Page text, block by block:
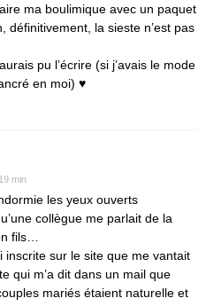
ma boulimique avec un paquet
définitivement, la sieste n’est pas
pu l’écrire (si j’avais le mode
en moi) ♥
min
les yeux ouverts
collègue me parlait de la
fils…
inscrite sur le site que me vantait
qui m’a dit dans un mail que
mariés étaient naturelle et